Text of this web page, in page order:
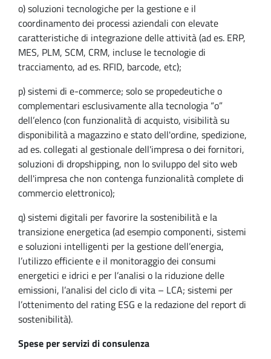
o) soluzioni tecnologiche per la gestione e il
coordinamento dei processi aziendali con elevate
caratteristiche di integrazione delle attività (ad es. ERP,
MES, PLM, SCM, CRM, incluse le tecnologie di
tracciamento, ad es. RFID, barcode, etc);
p) sistemi di e-commerce; solo se propedeutiche o
complementari esclusivamente alla tecnologia “o”
dell’elenco (con funzionalità di acquisto, visibilità su
disponibilità a magazzino e stato dell'ordine, spedizione,
ad es. collegati al gestionale dell'impresa o dei fornitori,
soluzioni di dropshipping, non lo sviluppo del sito web
dell'impresa che non contenga funzionalità complete di
commercio elettronico);
q) sistemi digitali per favorire la sostenibilità e la
transizione energetica (ad esempio componenti, sistemi
e soluzioni intelligenti per la gestione dell’energia,
l’utilizzo efficiente e il monitoraggio dei consumi
energetici e idrici e per l’analisi o la riduzione delle
emissioni, l’analisi del ciclo di vita – LCA; sistemi per
l’ottenimento del rating ESG e la redazione del report di
sostenibilità).
Spese per servizi di consulenza